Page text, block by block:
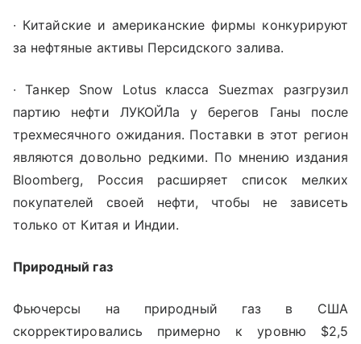
∙ Китайские и американские фирмы конкурируют
за нефтяные активы Персидского залива.
∙ Танкер Snow Lotus класса Suezmax разгрузил
партию нефти ЛУКОЙЛа у берегов Ганы после
трехмесячного ожидания. Поставки в этот регион
являются довольно редкими. По мнению издания
Bloomberg, Россия расширяет список мелких
покупателей своей нефти, чтобы не зависеть
только от Китая и Индии.
Природный газ
Фьючерсы на природный газ в США
скорректировались примерно к уровню $2,5